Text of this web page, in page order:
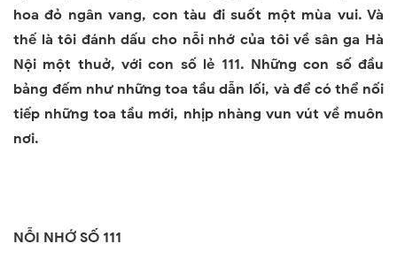
hoa đỏ ngân vang, con tàu đi suốt một mùa vui. Và
thế là tôi đánh dấu cho nỗi nhớ của tôi về sân ga Hà
Nội một thuở, với con số lẻ 111. Những con số đầu
bảng đếm như những toa tầu dẫn lối, và để có thể nối
tiếp những toa tầu mới, nhịp nhàng vun vút về muôn
nơi.
NỖI NHỚ SỐ 111